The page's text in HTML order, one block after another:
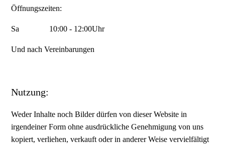
Öffnungszeiten:
Sa 10:00 - 12:00Uhr
Und nach Vereinbarungen
Nutzung:
Weder Inhalte noch Bilder dürfen von dieser Website in
irgendeiner Form ohne ausdrückliche Genehmigung von uns
kopiert, verliehen, verkauft oder in anderer Weise vervielfältigt